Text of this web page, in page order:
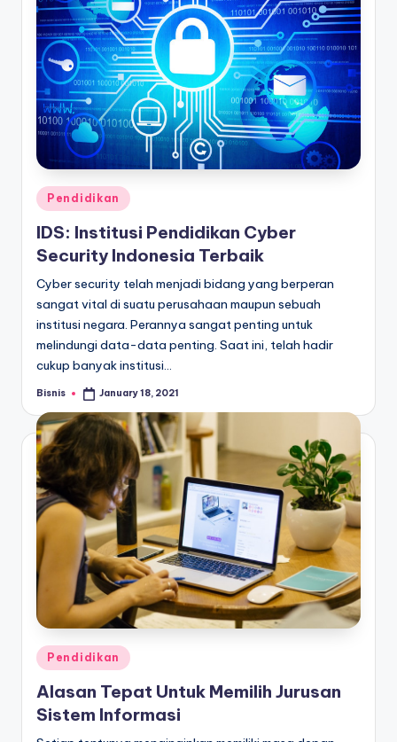
Posted
in
Pendidikan
IDS: Institusi Pendidikan Cyber
Security Indonesia Terbaik
Cyber security telah menjadi bidang yang berperan
sangat vital di suatu perusahaan maupun sebuah
institusi negara. Perannya sangat penting untuk
melindungi data-data penting. Saat ini, telah hadir
cukup banyak institusi…
Posted
Bisnis January 18, 2021
Posted
Pendidikan
Alasan Tepat Untuk Memilih Jurusan
Sistem Informasi